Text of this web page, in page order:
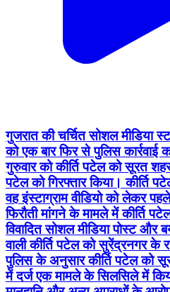
गुजरात की चर्चित सोशल मीडिया
को एक बार फिर से पुलिस कार्रवाई
गुरुवार को कीर्ति पटेल को सूरत
पटेल को गिरफ्तार किया। कीर्ति
वह इंस्टाग्राम वीडियो को लेकर
फिरौती मांगने के मामले में कीर्ति
विवादित सोशल मीडिया पोस्ट और
वाली कीर्ति पटेल को सुरेंद्रनगर के
पुलिस के अनुसार कीर्ति पटेल को
में दर्ज एक मामले के सिलसिले में